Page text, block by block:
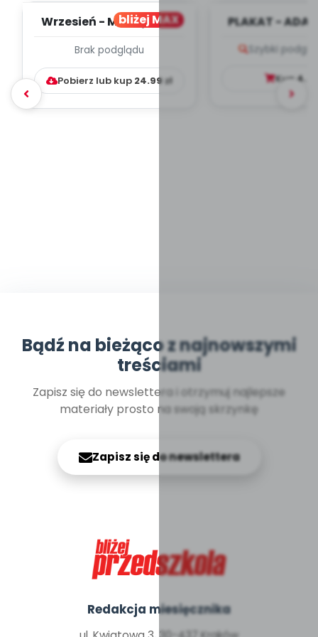
bliżej MAX
Wrzesień - MIESIĘCZNY
WYCHOWAWCZO –
DYDAKTYC...
Brak podglądu
Pobierz lub kup 24.99zł
PLAKAT -
Szybki
Kup
Bądź na bieżąco z najnowszymi
treściami
Zapisz się do newslettera i otrzymuj najlepsze
materiały prosto na swoją skrzynkę
Zapisz się do newslettera
Redakcja miesięcznika